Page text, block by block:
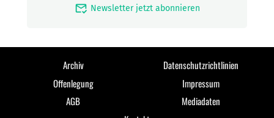
mark_email_read Newsletter jetzt abonnieren
Archiv
Datenschutzrichtlinien
Offenlegung
Impressum
AGB
Mediadaten